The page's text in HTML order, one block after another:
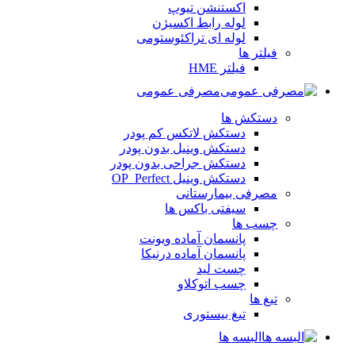
اکستنشن تیوپ
لوله رابط اکسیژن
لوله ای تراکئوستومی
فیلتر ها
فیلتر HME
مصرفی عمومی
دستکش ها
دستکش لاتکس کم پودر
دستکش وینیل بدون پودر
دستکش جراحی بدون پودر
دستکش وینیل OP_Perfect
مصرفی بیمارستانی
سیفتی باکس ها
چسب ها
پانسمان آماده ویونت
پانسمان آماده درنیکا
چست لید
چسب اتوکلاو
تیغ ها
تیغ بیستوری
البسه ها